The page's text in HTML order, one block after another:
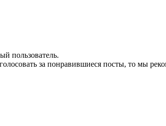
пользователь.
за понравившиеся посты, то мы